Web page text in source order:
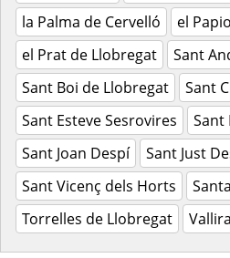
la Palma de Cervelló
el
el Prat de Llobregat
Sant
Sant Boi de Llobregat
Sant
Sant Esteve Sesrovires
Sant
Sant Joan Despí
Sant Just
Sant Vicenç dels Horts
Torrelles de Llobregat